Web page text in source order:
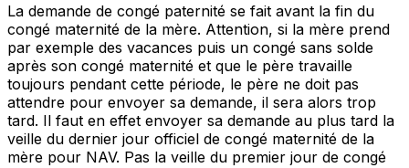
La demande de congé paternité se fait avant la fin du
congé maternité de la mère. Attention, si la mère prend
par exemple des vacances puis un congé sans solde
après son congé maternité et que le père travaille
toujours pendant cette période, le père ne doit pas
attendre pour envoyer sa demande, il sera alors trop
tard. Il faut en effet envoyer sa demande au plus tard la
veille du dernier jour officiel de congé maternité de la
mère pour NAV. Pas la veille du premier jour de congé